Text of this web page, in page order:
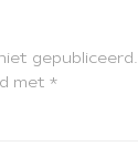
gepubliceerd.
met *